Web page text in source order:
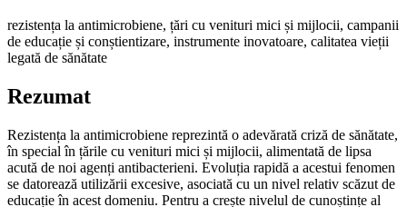
rezistența la antimicrobiene, țări cu venituri mici și mijlocii, campanii
de educație și conștientizare, instrumente inovatoare, calitatea vieții
legată de sănătate
Rezumat
Rezistența la antimicrobiene reprezintă o adevărată criză de sănătate,
în special în țările cu venituri mici și mijlocii, alimentată de lipsa
acută de noi agenți antibacterieni. Evoluția rapidă a acestui fenomen
se datorează utilizării excesive, asociată cu un nivel relativ scăzut de
educație în acest domeniu. Pentru a crește nivelul de cunoștințe al